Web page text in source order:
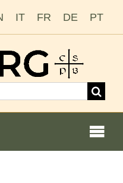
IT FR DE PT